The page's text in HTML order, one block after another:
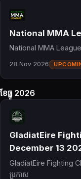
National MMA
National MMA
28 Nov 2026
ខែធ្នូ 2026
GladiatEire
December 13
GladiatEire Fighting
ប្រកាស